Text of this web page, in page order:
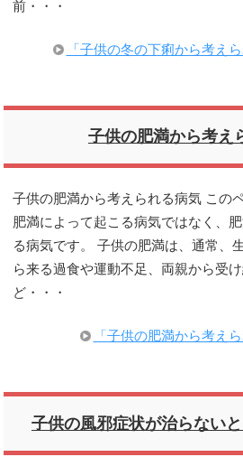
前・・・
「子供の冬の下痢から考え
子供の肥満から考え
子供の肥満から考えられる病気 この
肥満によって起こる病気ではなく、
る病気です。 子供の肥満は、通常、
ら来る過食や運動不足、両親から受
ど・・・
「子供の肥満から考え
子供の風邪症状が治らない